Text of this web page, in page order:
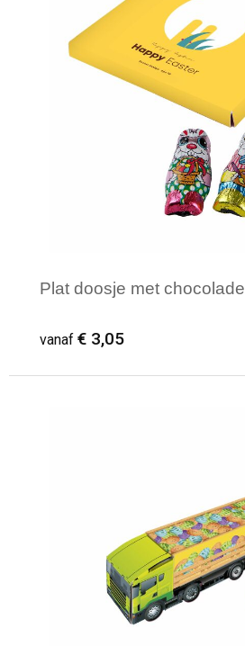
Plat doosje met chocolade
vanaf € 3,05